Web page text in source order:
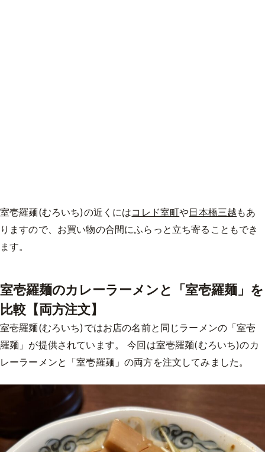
室壱羅麺(むろいち)の近くにはコレド室町や日本橋三越 もあ
りますので、お買い物の合間にふらっと立ち寄ることもでき
ます。
室壱羅麺のカレーラーメンと「室壱羅麺」を
比較【両方注文】
室壱羅麺(むろいち)ではお店の名前と同じラーメンの「室壱
羅麺」が提供されています。 今回は室壱羅麺(むろいち)のカ
レーラーメンと「室壱羅麺」の両方を注文してみました。